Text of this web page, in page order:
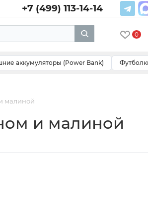
+7 (499) 113-14-14
0
аккумуляторы (Power Bank)
малиной
и малиной